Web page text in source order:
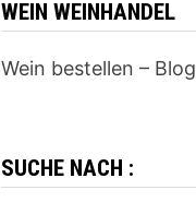
WEIN WEINHANDEL
Wein bestellen – Blog
SUCHE NACH :